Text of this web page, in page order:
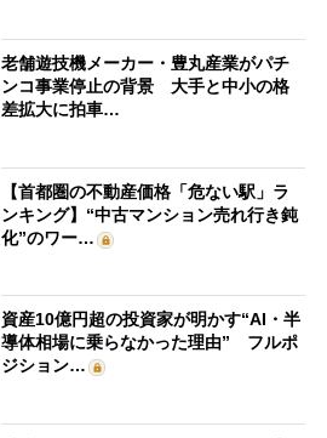
老舗遊技機メーカー・豊丸産業がパチ
ンコ事業停止の背景 大手と中小の格
差拡大に拍車…
【首都圏の不動産価格「危ない駅」ラ
ンキング】“中古マンション売れ行き鈍
化”のワー…
資産10億円超の投資家が明かす“AI・半
導体相場に乗らなかった理由” フルポ
ジション…